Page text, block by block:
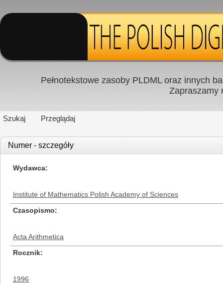
Pełnotekstowe zasoby PLDML oraz innych
Zapraszamy
Szukaj Przeglądaj
Numer - szczegóły
Wydawca
Institute of Mathematics Polish Academy of Sciences
Czasopismo
Acta Arithmetica
Rocznik
1996